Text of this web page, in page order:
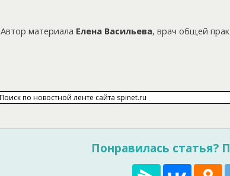
Автор материала Елена Васильева, врач общей
Понравилась статья?